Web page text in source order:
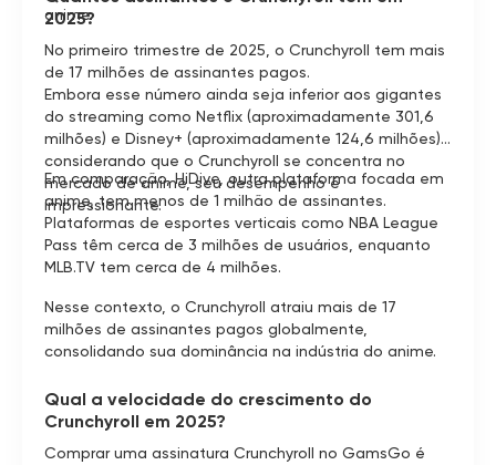
anime.
2025?
No primeiro trimestre de 2025, o Crunchyroll tem mais
de 17 milhões de assinantes pagos.
Embora esse número ainda seja inferior aos gigantes
do streaming como Netflix (aproximadamente 301,6
milhões) e Disney+ (aproximadamente 124,6 milhões),
considerando que o Crunchyroll se concentra no
mercado de anime, seu desempenho é
impressionante.
Em comparação, HiDive, outra plataforma focada em
anime, tem menos de 1 milhão de assinantes.
Plataformas de esportes verticais como NBA League
Pass têm cerca de 3 milhões de usuários, enquanto
MLB.TV tem cerca de 4 milhões.
Nesse contexto, o Crunchyroll atraiu mais de 17
milhões de assinantes pagos globalmente,
consolidando sua dominância na indústria do anime.
Qual a velocidade do crescimento do
Crunchyroll em 2025?
Comprar uma assinatura Crunchyroll no GamsGo é